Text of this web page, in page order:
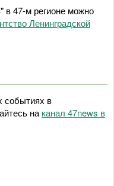
в 47-м регионе можно
Ленинградской
событиях в
на канал 47news в